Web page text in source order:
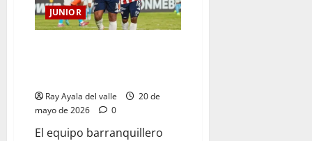
JUNIOR
Ray Ayala del valle
20 de
mayo de 2026
0
El equipo barranquillero